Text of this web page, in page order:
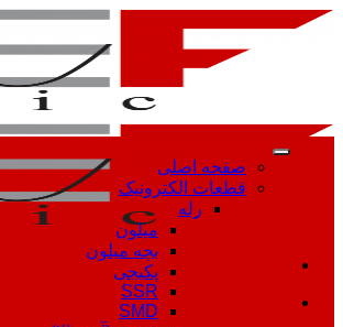
Skip
صفحه اصلی
قطعات الکترونیک
رله
میلون
بچه میلون
پکیجی
SSR
SMD